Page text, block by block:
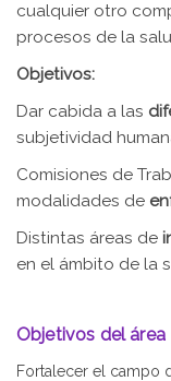
cualquier otro
procesos de la
Objetivos:
Dar cabida a las
subjetividad
Comisiones de
modalidades de
Distintas áreas de
en el ámbito de la
Objetivos del área
Fortalecer el campo